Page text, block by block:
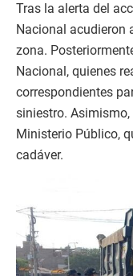
Tras la alerta del
Nacional acudieron
zona.
Nacional, quienes
correspondientes
siniestro.
Ministerio Público,
cadáver.